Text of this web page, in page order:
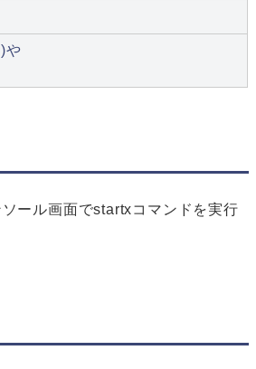
や
ール画面でstartxコマンドを実行